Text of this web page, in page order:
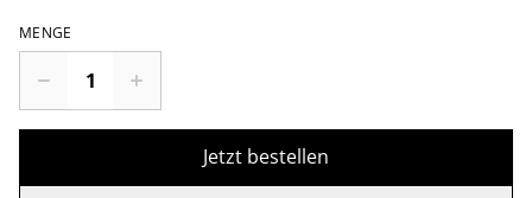
MENGE
Jetzt bestellen